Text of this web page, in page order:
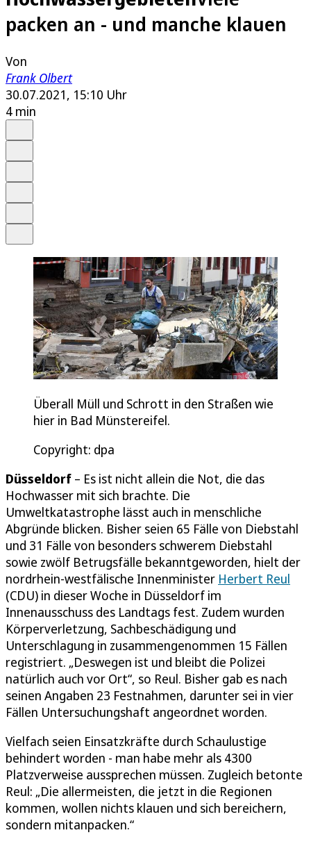
packen an - und manche klauen
Von
Frank Olbert
30.07.2021, 15:10 Uhr
4 min
Überall Müll und Schrott in den Straßen wie
hier in Bad Münstereifel.
Copyright: dpa
Düsseldorf – Es ist nicht allein die Not, die das
Hochwasser mit sich brachte. Die
Umweltkatastrophe lässt auch in menschliche
Abgründe blicken. Bisher seien 65 Fälle von Diebstahl
und 31 Fälle von besonders schwerem Diebstahl
sowie zwölf Betrugsfälle bekanntgeworden, hielt der
nordrhein-westfälische Innenminister Herbert Reul
(CDU) in dieser Woche in Düsseldorf im
Innenausschuss des Landtags fest. Zudem wurden
Körperverletzung, Sachbeschädigung und
Unterschlagung in zusammengenommen 15 Fällen
registriert. „Deswegen ist und bleibt die Polizei
natürlich auch vor Ort“, so Reul. Bisher gab es nach
seinen Angaben 23 Festnahmen, darunter sei in vier
Fällen Untersuchungshaft angeordnet worden.
Vielfach seien Einsatzkräfte durch Schaulustige
behindert worden - man habe mehr als 4300
Platzverweise aussprechen müssen. Zugleich betonte
Reul: „Die allermeisten, die jetzt in die Regionen
kommen, wollen nichts klauen und sich bereichern,
sondern mitanpacken.“